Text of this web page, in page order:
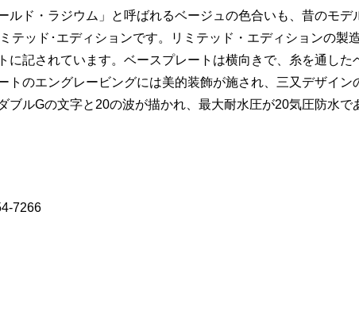
ド・ラジウム」と呼ばれるベージュの色合いも、昔のモデ
テッド･エディションです。リミテッド・エディションの製
記されています。ベースプレートは横向きで、糸を通した
のエングレービングには美的装飾が施され、三又デザイン
ルGの文字と20の波が描かれ、最大耐水圧が20気圧防水で
7266